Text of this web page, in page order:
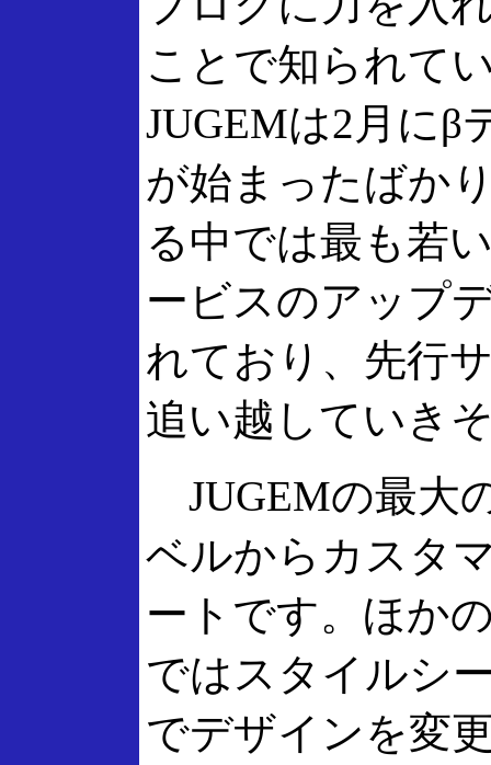
ことで知られて
JUGEMは2月にβ
が始まったばか
る中では最も若
ービスのアップ
れており、先行
追い越していき
JUGEMの最大
ベルからカスタ
ートです。ほか
ではスタイルシ
でデザインを変